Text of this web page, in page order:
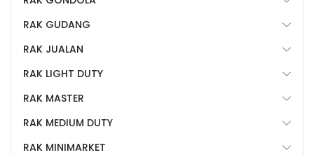
RAK GUDANG
RAK JUALAN
RAK LIGHT DUTY
RAK MASTER
RAK MEDIUM DUTY
RAK MINIMARKET